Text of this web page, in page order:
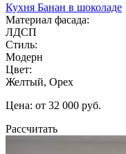
Кухня Банан в шоколаде
Материал фасада:
ЛДСП
Стиль:
Модерн
Цвет:
Желтый, Орех
Цена: от 32 000 руб.
Рассчитать